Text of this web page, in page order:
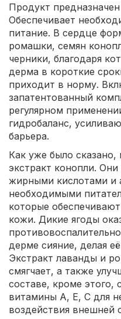
Продукт
Обеспечивает
питание. В сердце
ромашки, семян
черники, благодаря
дерма в короткие
приходит в норму.
запатентованный
регулярном
гидробаланс,
барьера.
Как уже было
экстракт конопли.
жирными кислотами и
необходимыми
которые
кожи. Дикие ягоды
дерме сияние, делая
Экстракт лаванды и
смягчает, а также
составе, кроме
витамины А, Е, С для
воздействия внешней